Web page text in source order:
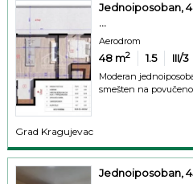
Jednoiposoban,
...
Aerodrom
48 m2 1.5 III/3
Moderan
smešten na
Grad Kragujevac
Jednoiposoban,